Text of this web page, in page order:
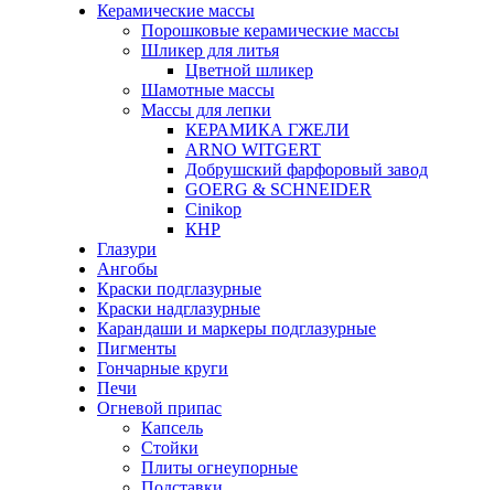
Керамические массы
Порошковые керамические массы
Шликер для литья
Цветной шликер
Шамотные массы
Массы для лепки
КЕРАМИКА ГЖЕЛИ
ARNO WITGERT
Добрушский фарфоровый завод
GOERG & SCHNEIDER
Cinikop
КНР
Глазури
Ангобы
Краски подглазурные
Краски надглазурные
Карандаши и маркеры подглазурные
Пигменты
Гончарные круги
Печи
Огневой припас
Капсель
Стойки
Плиты огнеупорные